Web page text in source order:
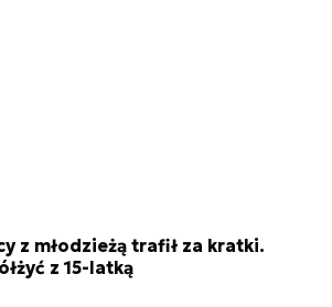
z młodzieżą trafił za kratki.
z 15-latką